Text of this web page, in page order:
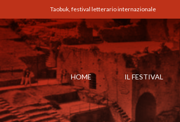
Taobuk, festival letterario internazionale
HOME IL FESTIVAL